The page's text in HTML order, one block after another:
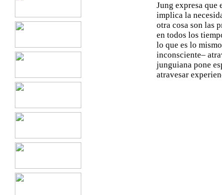
Jung expresa
implica la
otra cosa son las
en todos los
lo que es lo
inconsciente–
junguiana pone
atravesar